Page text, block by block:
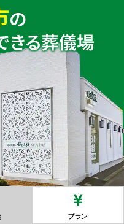
の
きる葬儀場
プラン